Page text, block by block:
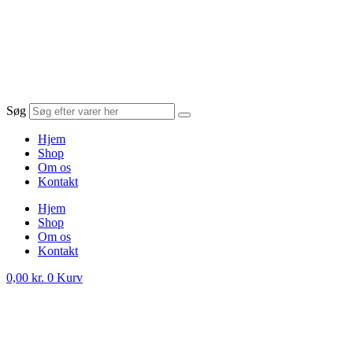
Søg
Hjem
Shop
Om os
Kontakt
Hjem
Shop
Om os
Kontakt
0,00 kr. 0 Kurv